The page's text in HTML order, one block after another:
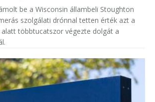
be a Wisconsin állambeli Stoughton
szolgálati drónnal tetten érték azt a
többtucatszor végezte dolgát a